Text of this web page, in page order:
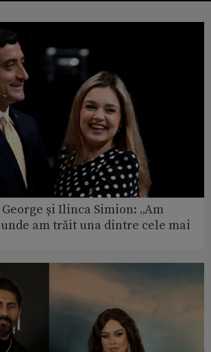
și Ilinca Simion: „Am
am trăit una dintre cele mai